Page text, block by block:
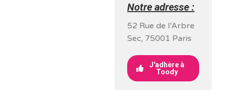
Notre adresse :
52 Rue de l’Arbre
Sec, 75001 Paris
J'adhère à
Toody